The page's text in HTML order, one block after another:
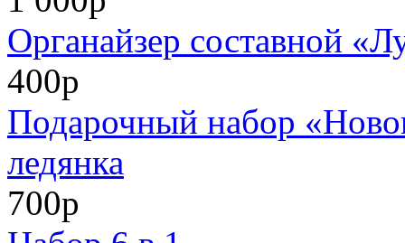
Органайзер составной
400р
Подарочный набор
ледянка
700р